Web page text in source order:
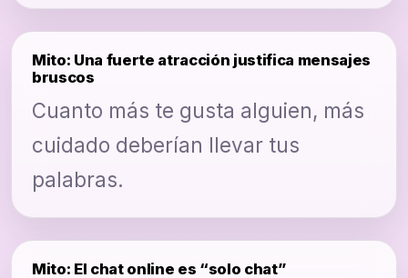
Mito: Una fuerte atracción justifica mensajes
bruscos
Cuanto más te gusta alguien, más
cuidado deberían llevar tus
palabras.
Mito: El chat online es “solo chat”